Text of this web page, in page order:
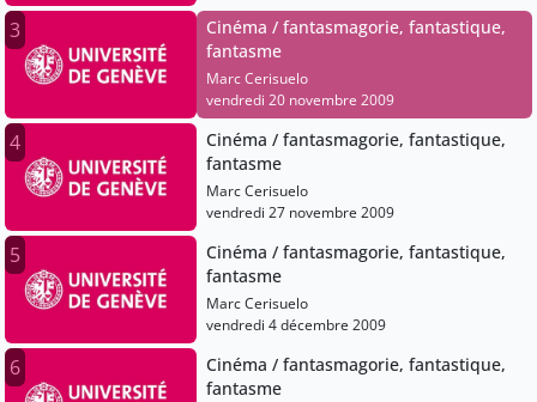
3
Cinéma / fantasmagorie, fantastique,
fantasme
Marc Cerisuelo
vendredi 20 novembre 2009
4
Cinéma / fantasmagorie, fantastique,
fantasme
Marc Cerisuelo
vendredi 27 novembre 2009
5
Cinéma / fantasmagorie, fantastique,
fantasme
Marc Cerisuelo
vendredi 4 décembre 2009
6
Cinéma / fantasmagorie, fantastique,
fantasme